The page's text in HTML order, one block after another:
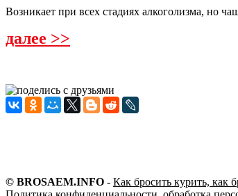
Возникает при всех стадиях алкоголизма, но
далее >>
© BROSAEM.INFO - Как бросить курить, как